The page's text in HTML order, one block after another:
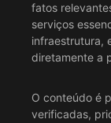
fatos
serviços
infraestrutura,
diretamente a
O conteúdo é
verificadas,